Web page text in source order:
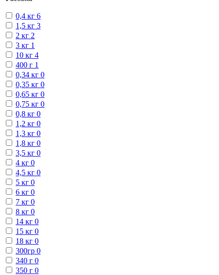
0,4 кг 6
1,5 кг 3
2 кг 2
3 кг 1
10 кг 4
400 г 1
0,34 кг 0
0,35 кг 0
0,65 кг 0
0,75 кг 0
0,8 кг 0
1,2 кг 0
1,3 кг 0
1,8 кг 0
3,5 кг 0
4 кг 0
4,5 кг 0
5 кг 0
6 кг 0
7 кг 0
8 кг 0
14 кг 0
15 кг 0
18 кг 0
300гр 0
340 г 0
350 г 0